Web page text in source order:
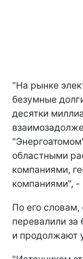
"На рынке
безумные
десятки
областными
компаниями,
компаниями", -
По его
перевалили за
и продолжают